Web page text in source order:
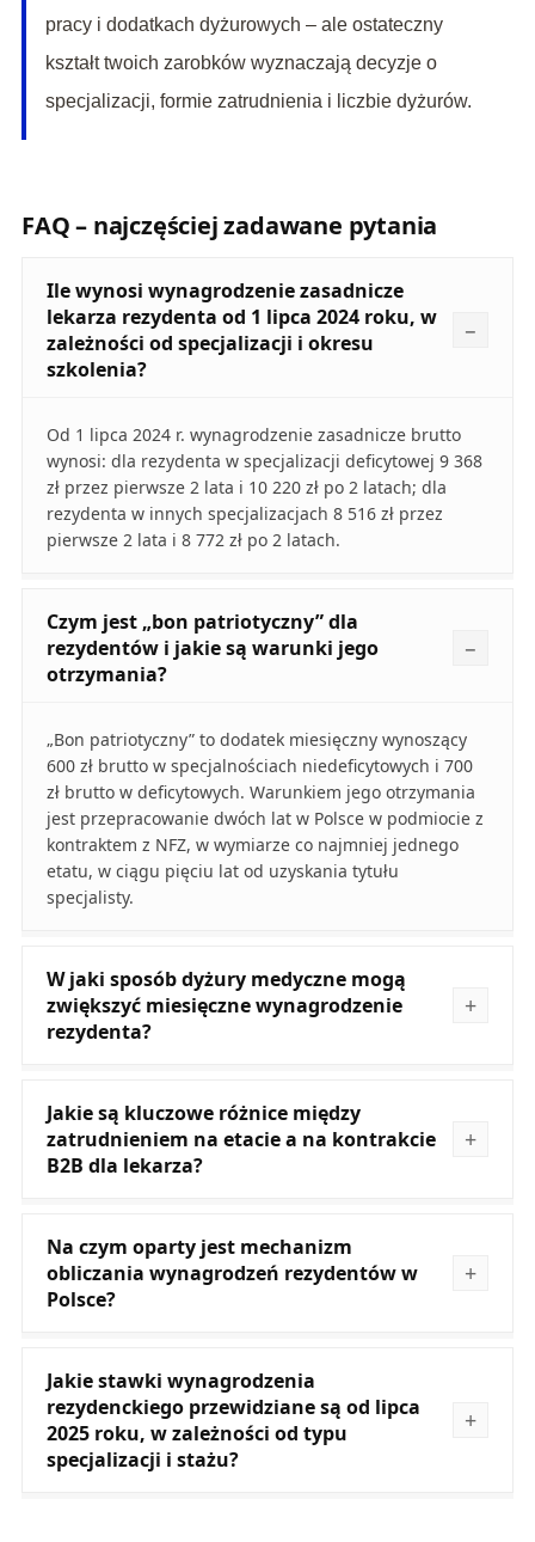
pracy i dodatkach dyżurowych – ale ostateczny
kształt twoich zarobków wyznaczają decyzje o
specjalizacji, formie zatrudnienia i liczbie dyżurów.
FAQ – najczęściej zadawane pytania
Ile wynosi wynagrodzenie zasadnicze
lekarza rezydenta od 1 lipca 2024 roku, w
zależności od specjalizacji i okresu
szkolenia?
Od 1 lipca 2024 r. wynagrodzenie zasadnicze brutto
wynosi: dla rezydenta w specjalizacji deficytowej 9 368
zł przez pierwsze 2 lata i 10 220 zł po 2 latach; dla
rezydenta w innych specjalizacjach 8 516 zł przez
pierwsze 2 lata i 8 772 zł po 2 latach.
Czym jest „bon patriotyczny” dla
rezydentów i jakie są warunki jego
otrzymania?
„Bon patriotyczny” to dodatek miesięczny wynoszący
600 zł brutto w specjalnościach niedeficytowych i 700
zł brutto w deficytowych. Warunkiem jego otrzymania
jest przepracowanie dwóch lat w Polsce w podmiocie z
kontraktem z NFZ, w wymiarze co najmniej jednego
etatu, w ciągu pięciu lat od uzyskania tytułu
specjalisty.
W jaki sposób dyżury medyczne mogą
zwiększyć miesięczne wynagrodzenie
rezydenta?
Jakie są kluczowe różnice między
zatrudnieniem na etacie a na kontrakcie
B2B dla lekarza?
Na czym oparty jest mechanizm
obliczania wynagrodzeń rezydentów w
Polsce?
Jakie stawki wynagrodzenia
rezydenckiego przewidziane są od lipca
2025 roku, w zależności od typu
specjalizacji i stażu?